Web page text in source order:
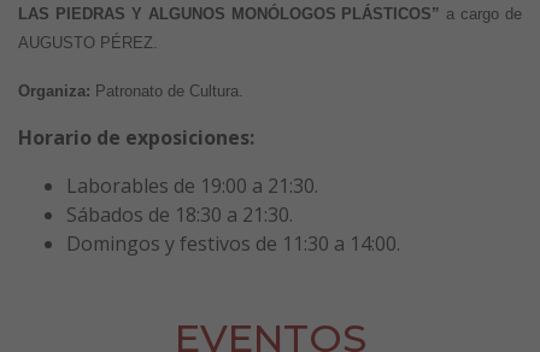
LAS PIEDRAS Y ALGUNOS MONÓLOGOS PLÁSTICOS” a cargo de
AUGUSTO PÉREZ.
Organiza: Patronato de Cultura.
Horario de exposiciones:
Laborables de 19:00 a 21:30.
Sábados de 18:30 a 21:30.
Domingos y festivos de 11:30 a 14:00.
EVENTOS